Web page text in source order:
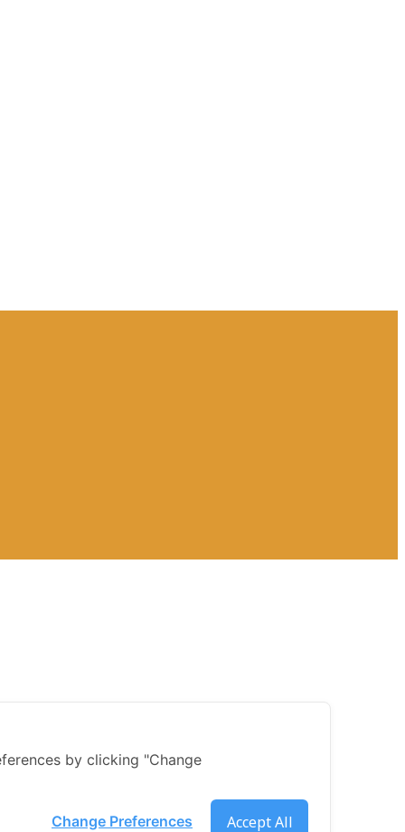
by clicking "Change
Accept All
Change Preferences